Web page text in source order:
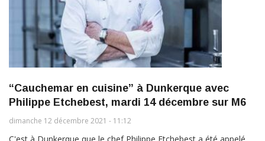
“Cauchemar en cuisine” à Dunkerque avec
Philippe Etchebest, mardi 14 décembre sur M6
dimanche 12 décembre 2021 - 11:12